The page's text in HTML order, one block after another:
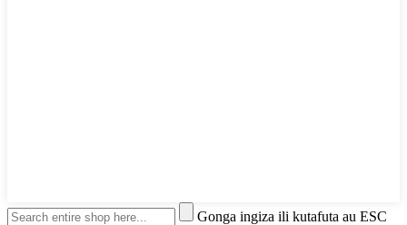
Gonga ingiza ili kutafuta au ESC